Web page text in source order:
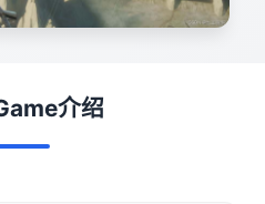
介绍